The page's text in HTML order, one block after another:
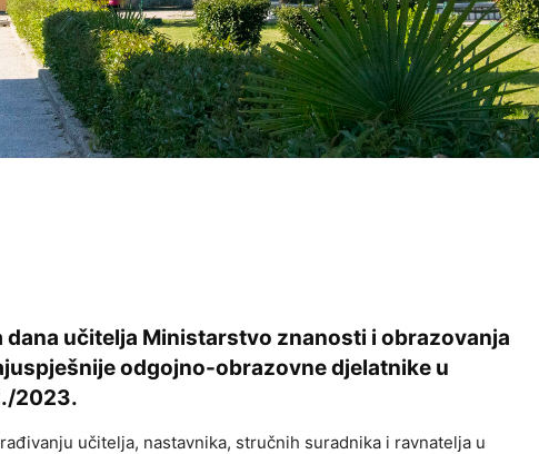
dana učitelja Ministarstvo znanosti i obrazovanja
odgojno-obrazovne djelatnike u
2023.
učitelja, nastavnika, stručnih suradnika i ravnatelja u